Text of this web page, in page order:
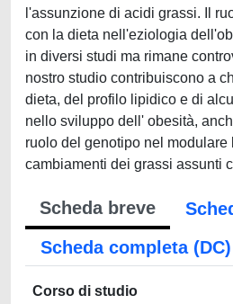
l'assunzione di acidi grassi. Il
con la dieta nell'eziologia
in diversi studi ma rimane
nostro studio contribuiscono a
dieta, del profilo lipidico e di
nello sviluppo dell' obesità,
ruolo del genotipo nel modulare
cambiamenti dei grassi assunti
Scheda breve
Scheda completa (DC)
Corso di studio